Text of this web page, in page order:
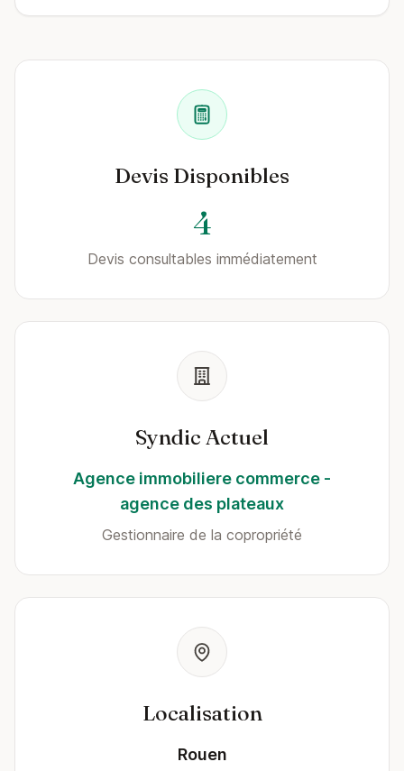
Devis Disponibles
4
Devis consultables immédiatement
Syndic Actuel
Agence immobiliere commerce -
agence des plateaux
Gestionnaire de la copropriété
Localisation
Rouen